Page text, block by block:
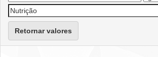
Retornar valores